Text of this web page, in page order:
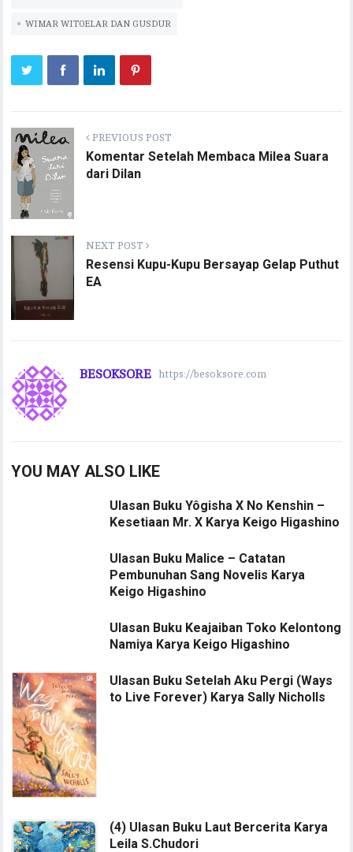
WIMAR WITOELAR DAN GUSDUR
PREVIOUS POST
Komentar Setelah Membaca Milea Suara
dari Dilan
NEXT POST
Resensi Kupu-Kupu Bersayap Gelap Puthut
EA
BESOKSORE https://besoksore.com
YOU MAY ALSO LIKE
Ulasan Buku Yôgisha X No Kenshin –
Kesetiaan Mr. X Karya Keigo Higashino
Ulasan Buku Malice – Catatan
Pembunuhan Sang Novelis Karya
Keigo Higashino
Ulasan Buku Keajaiban Toko Kelontong
Namiya Karya Keigo Higashino
Ulasan Buku Setelah Aku Pergi (Ways
to Live Forever) Karya Sally Nicholls
(4) Ulasan Buku Laut Bercerita Karya
Leila S.Chudori